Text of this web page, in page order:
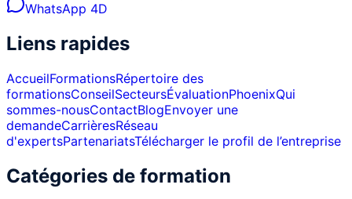
WhatsApp 4D
Liens rapides
AccueilFormationsRépertoire des
formationsConseilSecteursÉvaluationPhoenixQui
sommes-nousContactBlogEnvoyer une
demandeCarrièresRéseau
d'expertsPartenariatsTélécharger le profil de l’entreprise
Catégories de formation